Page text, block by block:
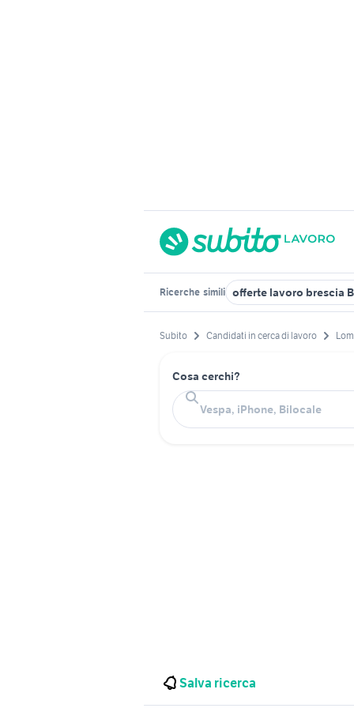
Ricerche simili offerte lavoro brescia
Subito Candidati in cerca di lavoro
Cosa cerchi?
Salva ricerca